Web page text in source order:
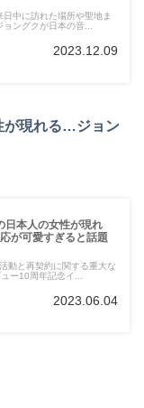
中に訪れた場所や聖地ま
ングクが日本の音...
2023.12.09
が現れる…ジョン
日本人の女性が現れ
が可愛すぎると話題
動と再契約に関する重大な
ー10周年記念イ...
2023.06.04